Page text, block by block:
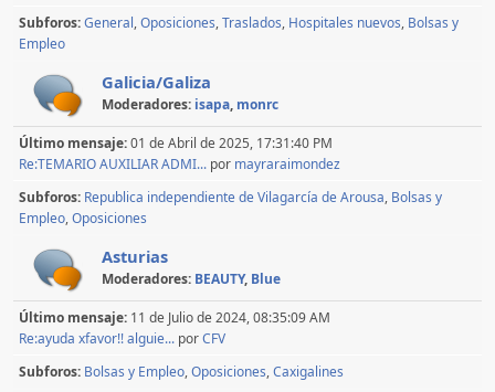
Subforos General Oposiciones Traslados Hospitales nuevos Bolsas y
Empleo
Galicia/Galiza
Moderadores: isapa, monrc
Último mensaje:01 de Abril de 2025, 17:31:40 PM
Re:TEMARIO AUXILIAR ADMI... por mayraraimondez
Subforos Republica independiente de Vilagarcía de Arousa Bolsas y
Empleo Oposiciones
Asturias
Moderadores: BEAUTY, Blue
Último mensaje: 11 de Julio de 2024, 08:35:09 AM
Re:ayuda xfavor!! alguie... porCFV
Subforos Bolsas y Empleo Oposiciones Caxigalines